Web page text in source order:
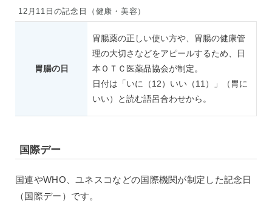
12月11日の記念日（健康・美容）
胃腸の日
胃腸薬の正しい使い方や、胃腸の健康管
理の大切さなどをアピールするため、日
本ＯＴＣ医薬品協会が制定。
日付は「いに（12）いい（11）」（胃に
いい）と読む語呂合わせから。
国際デー
国連やWHO、ユネスコなどの国際機関が制定した記念日
（国際デー）です。